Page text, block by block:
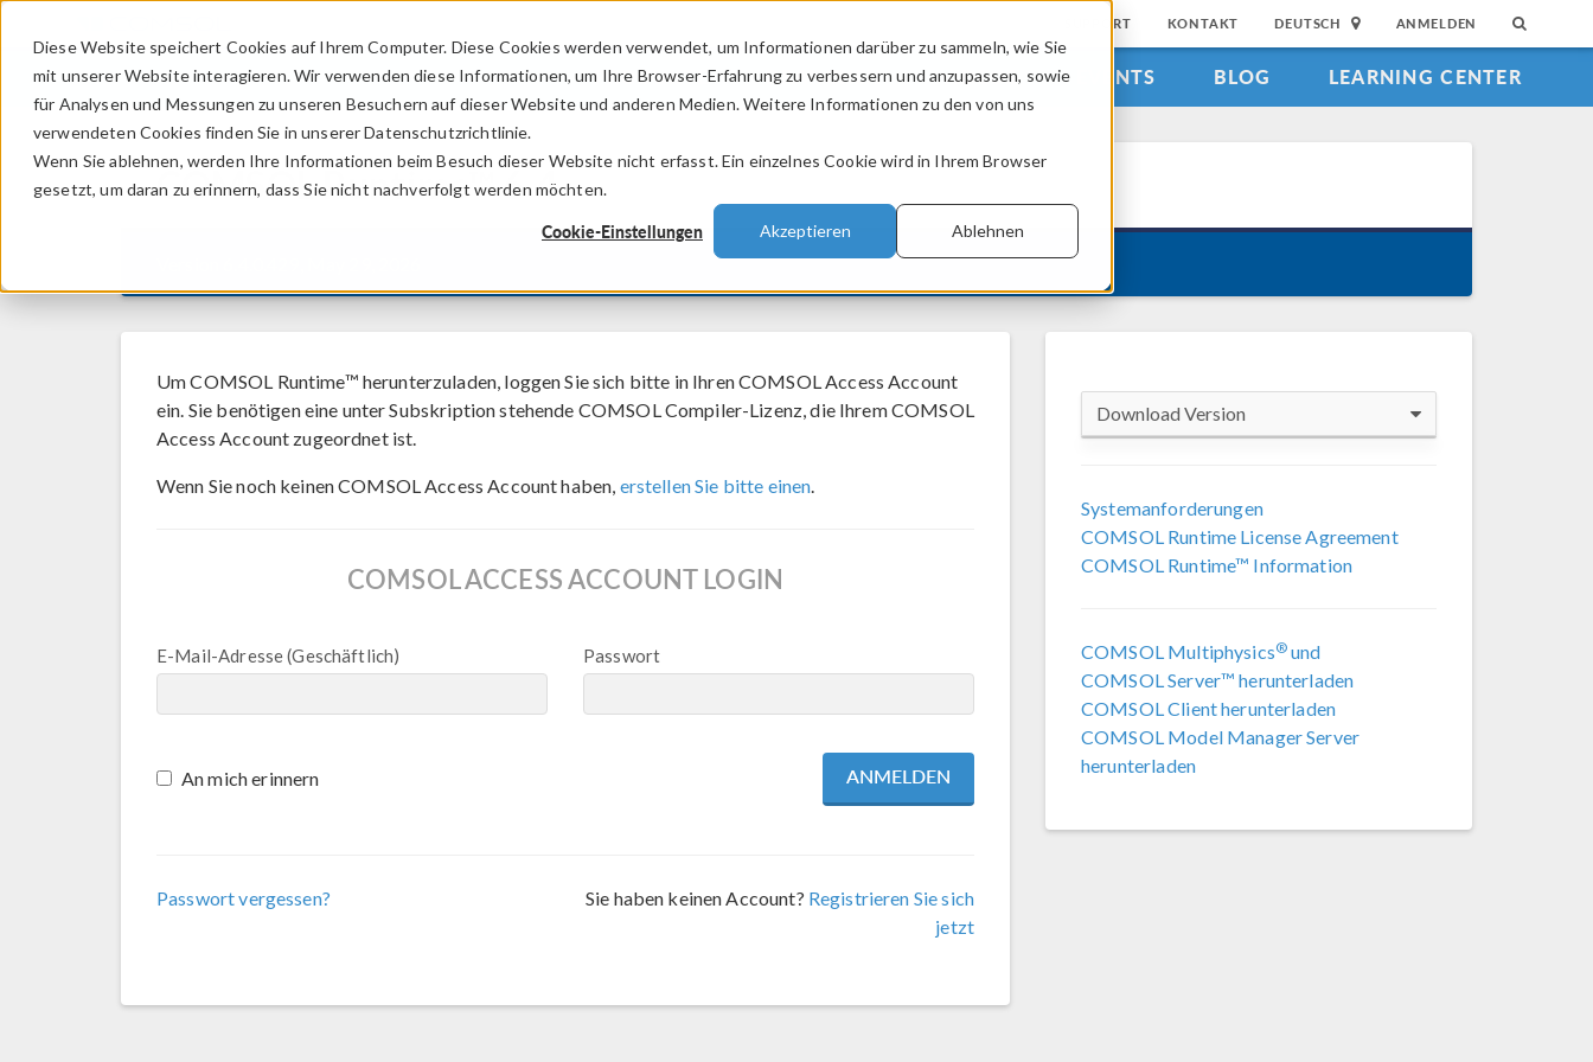
Diese Website speichert Cookies auf Ihrem Computer. Diese Cookies werden verwendet, um Informationen darüber zu sammeln, wie Sie
mit unserer Website interagieren. Wir verwenden diese Informationen, um Ihre Browser-Erfahrung zu verbessern und anzupassen, sowie
für Analysen und Messungen zu unseren Besuchern auf dieser Website und anderen Medien. Weitere Informationen zu den von uns
verwendeten Cookies finden Sie in unserer Datenschutzrichtlinie.
Wenn Sie ablehnen, werden Ihre Informationen beim Besuch dieser Website nicht erfasst. Ein einzelnes Cookie wird in Ihrem Browser
gesetzt, um daran zu erinnern, dass Sie nicht nachverfolgt werden möchten.
Cookie-Einstellungen Akzeptieren Ablehnen
SUPPORT KONTAKT DEUTSCH ANMELDEN
PRODUKTE BRANCHEN VIDEOS EVENTS BLOG LEARNING CENTER
COMSOL Runtime™6.4
Um COMSOL Runtime™ herunterzuladen, loggen Sie sich bitte in Ihren COMSOL Access Account
ein. Sie benötigen eine unter Subskription stehende COMSOL Compiler-Lizenz, die Ihrem COMSOL
Access Account zugeordnet ist.
Wenn Sie noch keinen COMSOL Access Account haben, erstellen Sie bitte einen.
COMSOL ACCESS ACCOUNT LOGIN
E-Mail-Adresse (Geschäftlich) Passwort
An mich erinnern
Passwort vergessen? Sie haben keinen Account? Registrieren Sie sich
jetzt
Download Version
COMSOL 6.3
COMSOL 6.2 Update 3(6.2.0.415)
COMSOL 6.2 Update 2(6.2.0.339)
COMSOL 6.2 Update 1
Systemanforderungen
COMSOL Runtime License Agreement
COMSOL Runtime™ Information
COMSOL Multiphysics® und
COMSOL Server™ herunterladen
COMSOL Client herunterladen
COMSOL Model Manager Server
herunterladen